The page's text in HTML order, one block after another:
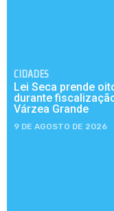
CIDADES
Lei Seca prende
durante
Várzea Grande
9 DE AGOSTO DE 2026